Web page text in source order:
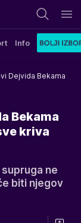
Info
Dejvida Bekama
Bekama
kriva
ne
biti njegov